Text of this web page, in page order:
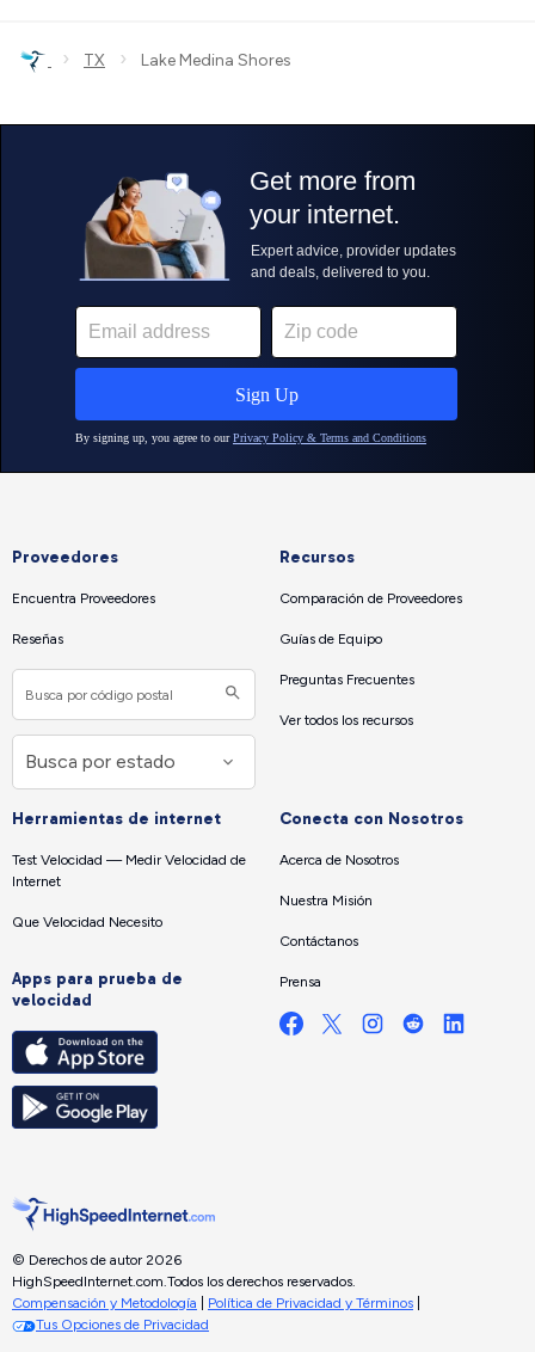
› TX › Lake Medina Shores
Proveedores
Encuentra Proveedores
Reseñas
Recursos
Comparación de Proveedores
Guías de Equipo
Preguntas Frecuentes
Ver todos los recursos
Herramientas de internet
Test Velocidad — Medir Velocidad de
Internet
Que Velocidad Necesito
Apps para prueba de
velocidad
Conecta con Nosotros
Acerca de Nosotros
Nuestra Misión
Contáctanos
Prensa
© Derechos de autor 2026
HighSpeedInternet.com. Todos los derechos reservados.
Compensación y Metodología
Política de Privacidad y Términos
Tus Opciones de Privacidad